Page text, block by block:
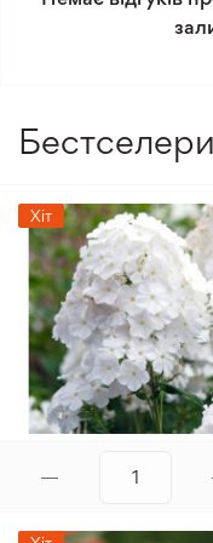
Мінімальне
Бестселери
Хіт